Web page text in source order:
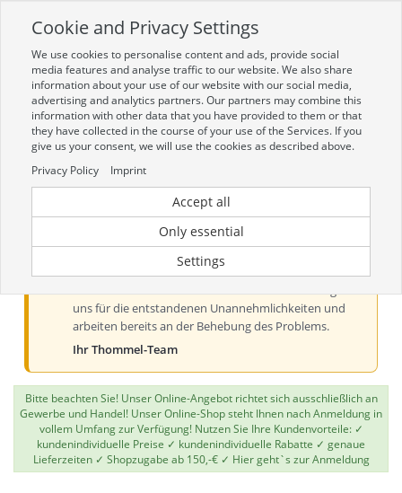
Zur mobilen Kompaktversion (Login erforderlich)
Toggle
navigation
Aktueller Hinweis zur Preis- und
Verfügbarkeitsanzeige
Liebe Kundinnen und Kunden, derzeit kann es bei der
Preis- und Verfügbarkeitsanzeige aus technischen
uns für die entstandenen Unannehmlichkeiten und
arbeiten bereits an der Behebung des Problems.
Ihr Thommel-Team
Bitte beachten Sie! Unser Online-Angebot richtet sich ausschließlich an
Gewerbe und Handel! Unser Online-Shop steht Ihnen nach Anmeldung in
vollem Umfang zur Verfügung! Nutzen Sie Ihre Kundenvorteile: ✓
kundenindividuelle Preise ✓ kundenindividuelle Rabatte ✓ genaue
Lieferzeiten ✓ Shopzugabe ab 150,-€ ✓ Hier geht`s zur Anmeldung
Cookie and Privacy Settings
We use cookies to personalise content and ads, provide social
media features and analyse traffic to our website. We also share
information about your use of our website with our social media,
advertising and analytics partners. Our partners may combine this
information with other data that you have provided to them or that
they have collected in the course of your use of the Services. If you
give us your consent, we will use the cookies as described above.
Privacy Policy
Imprint
Accept all
Only essential
Settings